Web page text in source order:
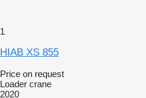
1
HIAB XS 855
Price on request
Loader crane
2020